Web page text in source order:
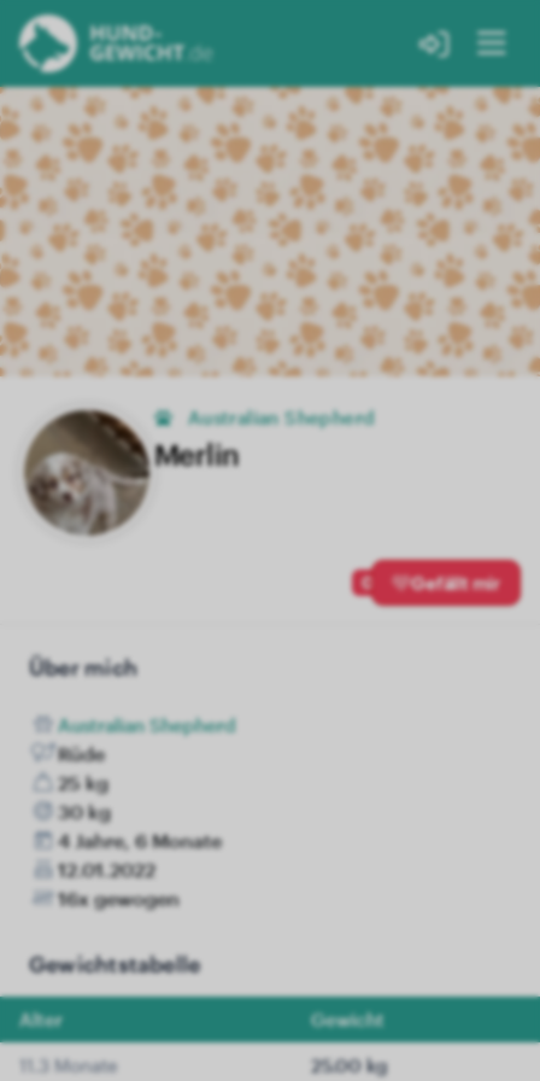
Australian Shepherd
Merlin
0 Gefällt mir
Über mich
Australian Shepherd
Rüde
25 kg
30 kg
4 Jahre, 6 Monate
12.01.2022
16x gewogen
Gewichtstabelle
Alter Gewicht
11.3 Monate 25.00 kg